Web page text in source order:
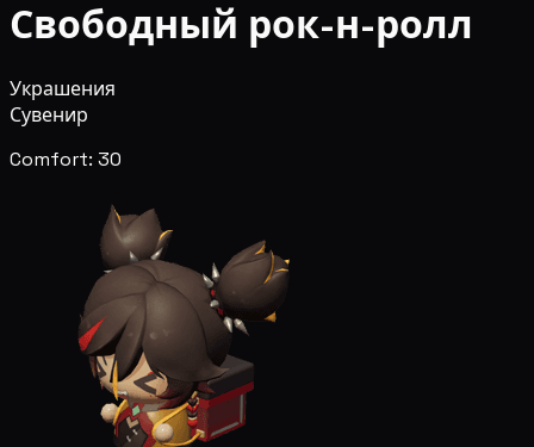
Свободный рок-н-ролл
Украшения
Сувенир
Comfort: 30